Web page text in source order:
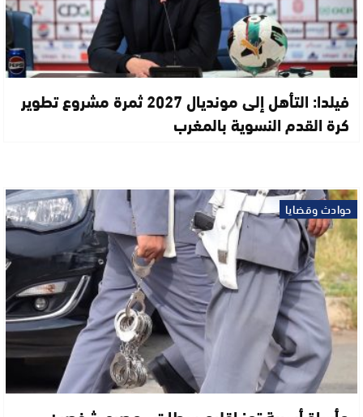
فيلدا: التأهل إلى مونديال 2027 ثمرة مشروع تطوير
كرة القدم النسوية بالمغرب
حوادث وقضايا